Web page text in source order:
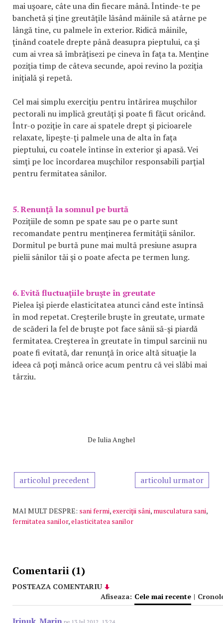
mai uşoare, câte una din fiecare mână. Întinde-te pe
banchetă şi ţine greutăţile lăsând mâinile să atârne pe
lângă tine, cu palmele în exterior. Ridică mâinile,
ţinând coatele drepte până deasupra pieptului, ca şi
cum ai vrea să îmbrăţisezi pe cineva în faţa ta. Menţine
poziţia timp de câteva secunde, apoi revino la poziţia
iniţială şi repetă.
Cel mai simplu exerciţiu pentru întărirea muşchilor
pectorali nu implică greutăţi şi poate fi făcut oricând.
Într-o poziţie în care ai spatele drept şi picioarele
relaxate, lipeşte-ţi palmele una de alta în faţa
pieptului, cu coatele întinse în exterior şi apasă. Vei
simţi pe loc încordarea muşchilor responsabili parţial
pentru fermitatea sânilor.
5. Renunţă la somnul pe burtă
Poziţiile de somn pe spate sau pe o parte sunt
recomandate pentru menţinerea fermităţii sânilor.
Dormitul pe burtă pune mai multă presiune asupra
pielii sânilor tăi şi o poate afecta pe termen lung.
6. Evită fluctuaţiile bruşte în greutate
Pielea îşi pierde elasticitatea atunci când este întinsă
în mod repetat. Creşterile bruşte în greutate, urmate
de scăderi la fel de bruşte pot face sânii să-şi piardă
fermitatea. Creşterea în greutate în timpul sarcinii nu
poate fi evitată, dar renunţă în orice altă situaţie la
ideea că poţi mâncă orice acum pentru că vei slăbi mai
târziu.
De Iulia Anghel
articolul precedent articolul urmator
MAI MULT DESPRE: sani fermi,exerciţii sâni, musculatura sani,
fermitatea sanilor,elasticitatea sanilor
Comentarii (1)
POSTEAZA COMENTARIU
Afiseaza: Cele mai recente |